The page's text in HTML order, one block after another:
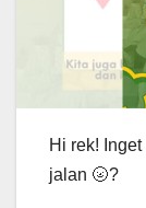
Hi rek!
jalan 🌝?